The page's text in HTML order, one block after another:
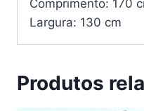
Comprimento: 170
Largura: 130 cm
Produtos